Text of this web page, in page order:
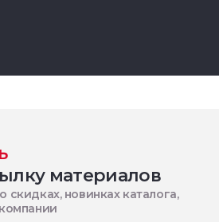
материалов
скидках, новинках каталога,